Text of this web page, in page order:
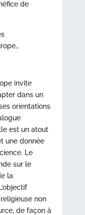
de
invite
dans un
orientations
est un atout
une donnée
Le
sur le
la
non
de façon à